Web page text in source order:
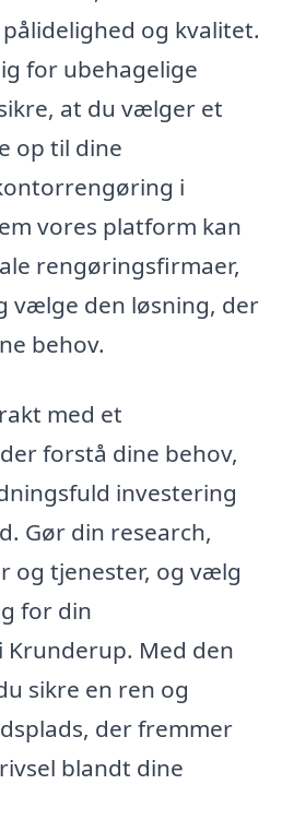
og kvalitet.
for ubehagelige
at du vælger et
op til dine
i
vores platform kan
rengøringsfirmaer,
vælge den løsning, der
behov.
med et
forstå dine behov,
investering
Gør din research,
og tjenester, og vælg
for din
Med den
sikre en ren og
der fremmer
blandt dine